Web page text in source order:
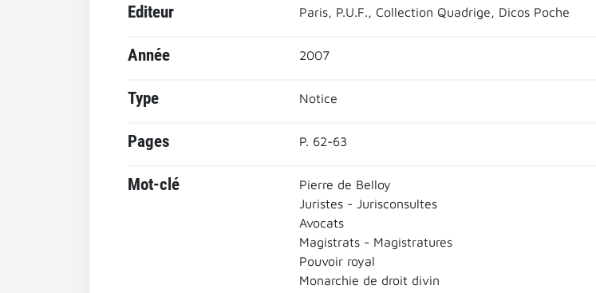
Editeur Paris, P.U.F., Collection Quadrige, Dicos Poche
Année 2007
Type Notice
Pages P. 62-63
Mot-clé
Pierre de Belloy
Juristes - Jurisconsultes
Avocats
Magistrats - Magistratures
Pouvoir royal
Monarchie de droit divin